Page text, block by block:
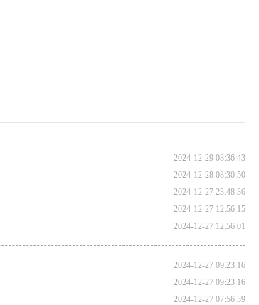
2024-12-29 08:36:43
2024-12-28 08:30:50
2024-12-27 23:48:36
2024-12-27 12:56:15
2024-12-27 12:56:01
2024-12-27 09:23:16
2024-12-27 09:23:16
2024-12-27 07:56:39